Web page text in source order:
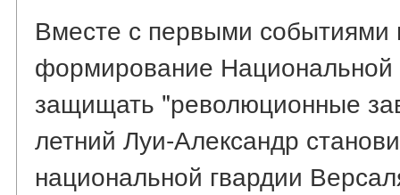
Вместе с первыми событиями
формирование Национальной
защищать "революционные
летний Луи-Александр
национальной гвардии